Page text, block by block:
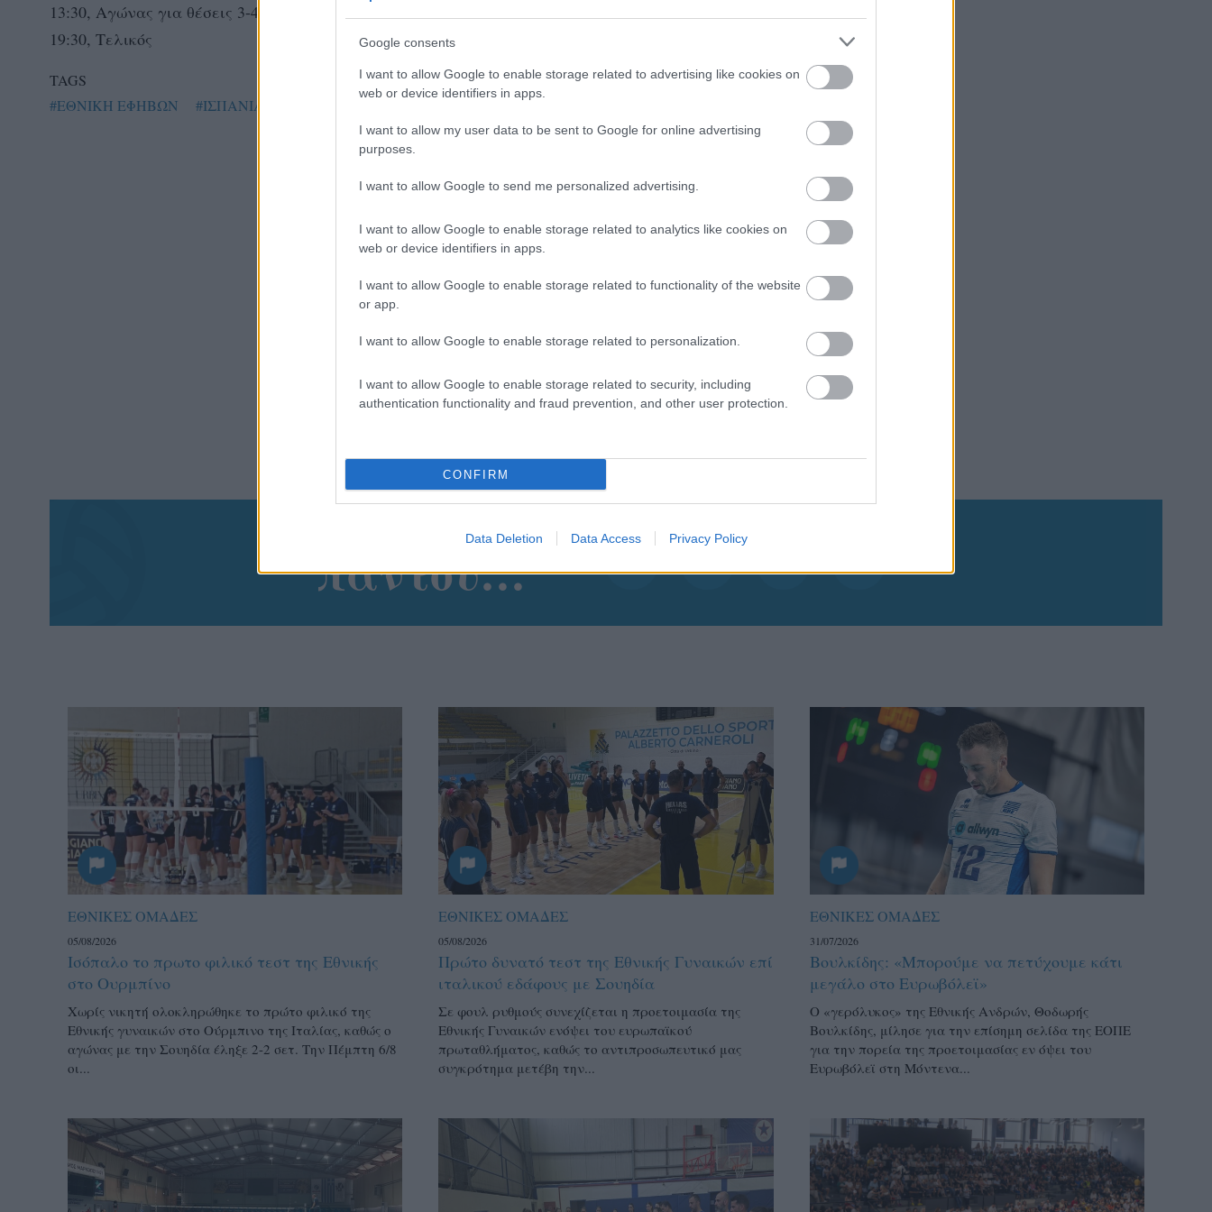
Google consents
I want to allow Google to enable storage related to advertising like cookies on
web or device identifiers in apps.
I want to allow my user data to be sent to Google for online advertising
purposes.
I want to allow Google to send me personalized advertising.
I want to allow Google to enable storage related to analytics like cookies on
web or device identifiers in apps.
I want to allow Google to enable storage related to functionality of the website
or app.
I want to allow Google to enable storage related to personalization.
I want to allow Google to enable storage related to security, including
authentication functionality and fraud prevention, and other user protection.
CONFIRM
Data Deletion Data Access Privacy Policy
13:30, Αγώνας για θέσεις 3-4
19:30, Τελικός
TAGS
#ΕΘΝΙΚΗ ΕΦΗΒΩΝ
#ΙΣΠΑΝΙΑ #ΤΟΥΡΝΟΥΑ ΧΡΙΣΤΟΥΓΕΝΝΩΝ
Aκολουθήστε μας
παντού…
ΕΘΝΙΚΕΣ ΟΜΑΔΕΣ
05/08/2026
Ισόπαλο το πρωτο φιλικό τεστ της Εθνικής
στο Ουρμπίνο
Χωρίς νικητή ολοκληρώθηκε το πρώτο φιλικό της
Εθνικής γυναικών στο Ούρμπινο της Ιταλίας, καθώς ο
αγώνας με την Σουηδία έληξε 2-2 σετ. Την Πέμπτη 6/8
οι...
ΕΘΝΙΚΕΣ ΟΜΑΔΕΣ
05/08/2026
Πρώτο δυνατό τεστ της Εθνικής Γυναικών επί
ιταλικού εδάφους με Σουηδία
Σε φουλ ρυθμούς συνεχίζεται η προετοιμασία της
Εθνικής Γυναικών ενόψει του ευρωπαϊκού
πρωταθλήματος, καθώς το αντιπροσωπευτικό μας
συγκρότημα μετέβη την...
ΕΘΝΙΚΕΣ ΟΜΑΔΕΣ
31/07/2026
Βουλκίδης: «Μπορούμε να πετύχουμε κάτι
μεγάλο στο Ευρωβόλεϊ»
Ο «γερόλυκος» της Εθνικής Ανδρών, Θοδωρής
Βουλκίδης, μίλησε για την επίσημη σελίδα της ΕΟΠΕ
για την πορεία της προετοιμασίας εν όψει του
Ευρωβόλεϊ στη Μόντενα...